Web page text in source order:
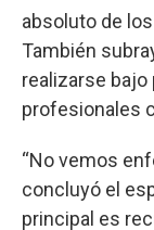
absoluto de
También
realizarse
profesionales
“No vemos
concluyó el
principal es